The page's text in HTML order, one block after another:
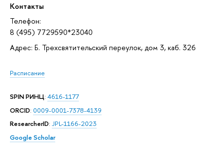
Контакты
Телефон:
8 (495) 7729590*23040
Адрес: Б. Трехсвятительский переулок, дом 3, каб. 326
Расписание
SPIN РИНЦ: 4616-1177
ORCID: 0009-0001-7378-4139
ResearcherID: JPL-1166-2023
Google Scholar